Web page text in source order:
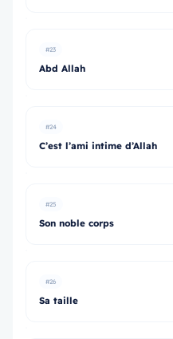
#23
Abd Allah
#24
C’est l’ami intime d’Allah
#25
Son noble corps
#26
Sa taille